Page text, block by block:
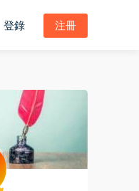
登錄 注冊